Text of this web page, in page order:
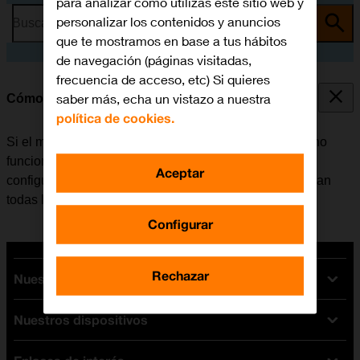
Busca por problema o tema
Cómo restablecer la configuración predeterminada
Si el móvil reacciona lentamente o de alguna manera no
funciona bien, en algunos casos ayuda restablecer la
configuración predeterminada. De esta manera se borran
todas las configuraciones creadas en el móvil.
Nuestras tarifas
Tarifas Orange
Tarifas fibra y móvil
Nuestros dispositivos
personalizar los contenidos y anuncios
que te mostramos en base a tus hábitos
de navegación (páginas visitadas,
frecuencia de acceso, etc) Si quieres
saber más, echa un vistazo a nuestra
política de cookies.
Configurar
Rechazar
Aceptar